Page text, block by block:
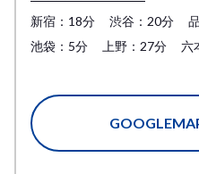
新宿：18分 渋谷：20分
池袋：5分
上野：27分 六